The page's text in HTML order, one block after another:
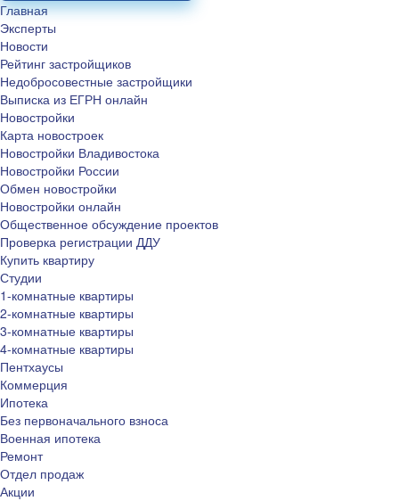
Главная
Эксперты
Новости
Рейтинг застройщиков
Недобросовестные застройщики
Выписка из ЕГРН онлайн
Новостройки
Карта новостроек
Новостройки Владивостока
Новостройки России
Обмен новостройки
Новостройки онлайн
Общественное обсуждение проектов
Проверка регистрации ДДУ
Купить квартиру
Студии
1-комнатные квартиры
2-комнатные квартиры
3-комнатные квартиры
4-комнатные квартиры
Пентхаусы
Коммерция
Ипотека
Без первоначального взноса
Военная ипотека
Ремонт
Отдел продаж
Акции